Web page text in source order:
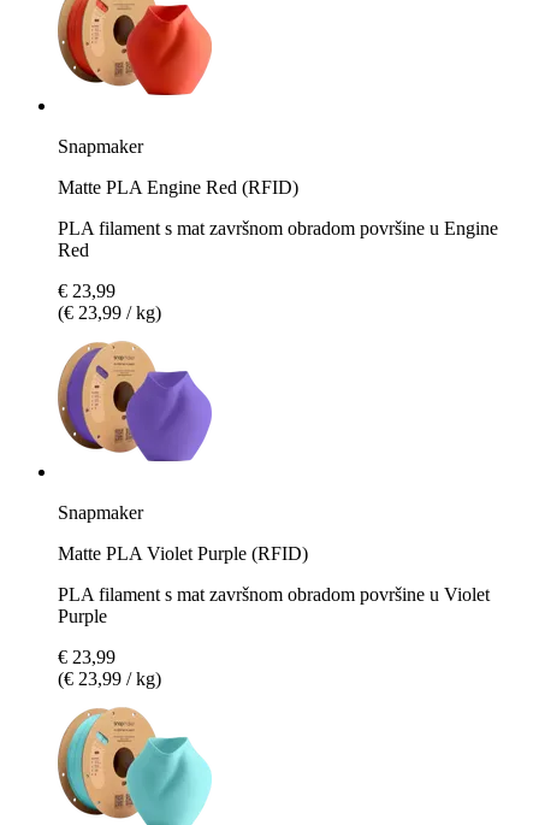
Snapmaker
Matte PLA Engine Red (RFID)
PLA filament s mat završnom obradom površine u Engine
Red
€ 23,99
(€ 23,99 / kg)
Snapmaker
Matte PLA Violet Purple (RFID)
PLA filament s mat završnom obradom površine u Violet
Purple
€ 23,99
(€ 23,99 / kg)